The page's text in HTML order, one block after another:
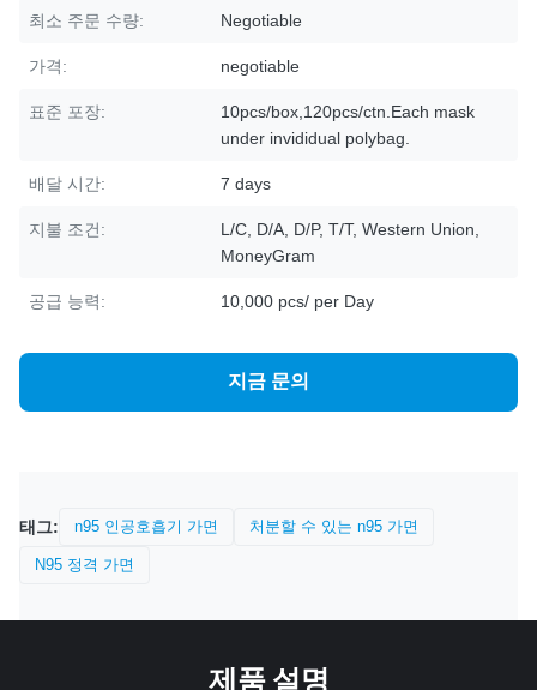
최소 주문 수량: Negotiable
가격: negotiable
표준 포장:
10pcs/box,120pcs/ctn.Each mask
under invididual polybag.
배달 시간: 7 days
지불 조건:
L/C, D/A, D/P, T/T, Western Union,
MoneyGram
공급 능력: 10,000 pcs/ per Day
지금 문의
태그: n95 인공호흡기 가면 처분할 수 있는 n95 가면
N95 정격 가면
제품 설명